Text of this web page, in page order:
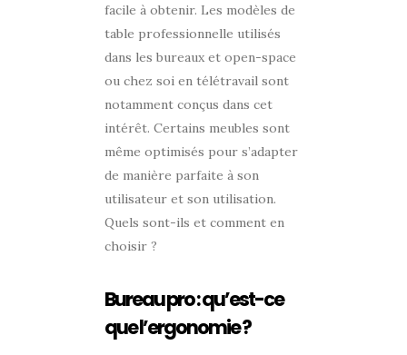
facile à obtenir. Les modèles de
table professionnelle utilisés
dans les bureaux et open-space
ou chez soi en télétravail sont
notamment conçus dans cet
intérêt. Certains meubles sont
même optimisés pour s’adapter
de manière parfaite à son
utilisateur et son utilisation.
Quels sont-ils et comment en
choisir ?
Bureau pro : qu’est-ce
que l’ergonomie ?